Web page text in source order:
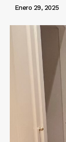
Enero 29, 2025